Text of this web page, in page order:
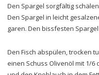
Den Spargel sorgfältig
Den Spargel in leicht
garen. Den bissfesten
Den Fisch abspülen, trocken
einen Schuss Olivenöl mit 1/6